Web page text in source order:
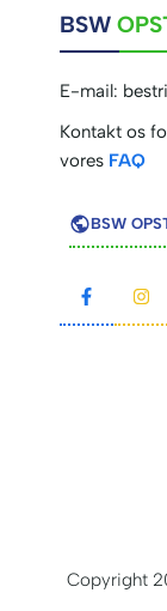
BSW
E-mail:
Kontakt os
vores FAQ
BSW
Copyright